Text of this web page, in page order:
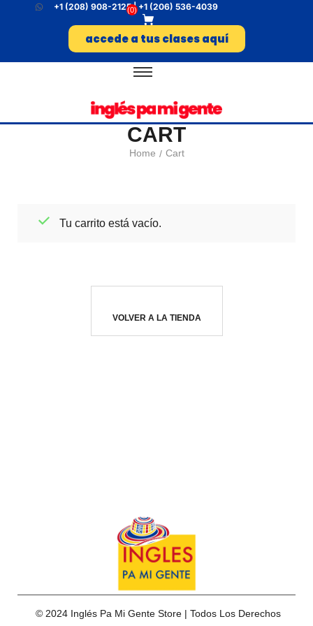
+1 (208) 908-2125 | +1 (206) 536-4039
(0)
accede a tus clases aquí
CART
Home / Cart
Tu carrito está vacío.
VOLVER A LA TIENDA
© 2024 Inglés Pa Mi Gente Store | Todos Los Derechos